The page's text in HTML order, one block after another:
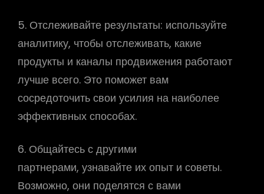
5. Отслеживайте результаты: используйте
аналитику, чтобы отслеживать, какие
продукты и каналы продвижения работают
лучше всего. Это поможет вам
сосредоточить свои усилия на наиболее
эффективных способах.
6. Общайтесь с другими
партнерами, узнавайте их опыт и советы.
Возможно, они поделятся с вами